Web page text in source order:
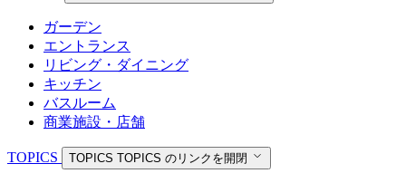
ガーデン
エントランス
リビング・ダイニング
キッチン
バスルーム
商業施設・店舗
TOPICS TOPICS TOPICS のリンクを開閉